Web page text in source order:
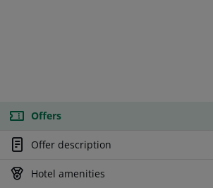
Offers
Offer description
Hotel amenities